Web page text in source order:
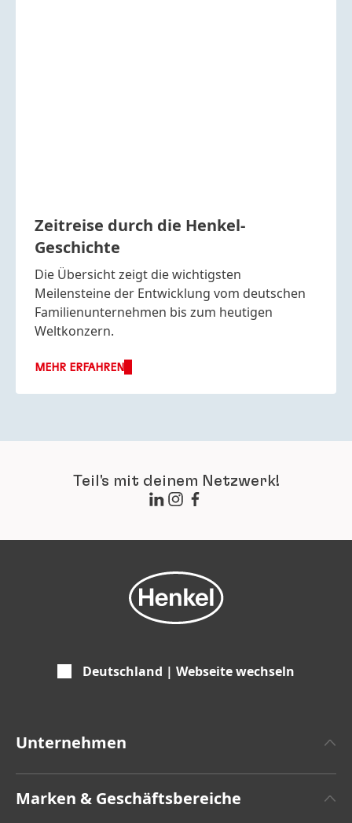
Zeitreise durch die Henkel-
Geschichte
Die Übersicht zeigt die wichtigsten
Meilensteine der Entwicklung vom deutschen
Familienunternehmen bis zum heutigen
Weltkonzern.
MEHR ERFAHREN
Teil's mit deinem Netzwerk!
Deutschland | Webseite wechseln
Unternehmen
Marken & Geschäftsbereiche